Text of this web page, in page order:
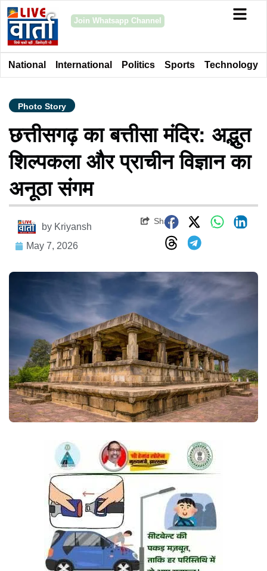
Join Whatsapp Channel
National International Politics Sports Technology
Photo Story
छत्तीसगढ़ का बत्तीसा मंदिर: अद्भुत
शिल्पकला और प्राचीन विज्ञान का
अनूठा संगम
by Kriyansh
May 7, 2026
Share